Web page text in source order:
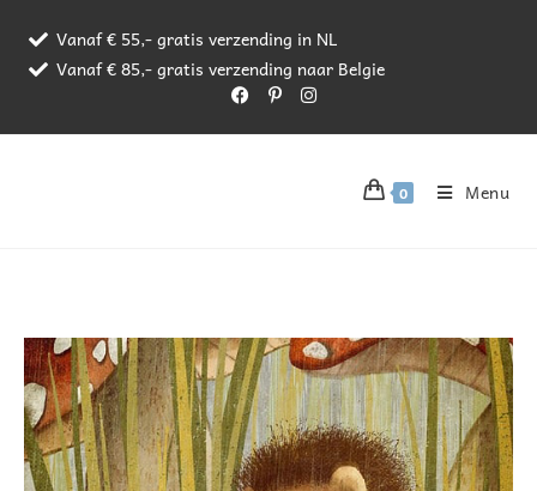
Vanaf € 55,- gratis verzending in NL
Vanaf € 85,- gratis verzending naar Belgie
0 Menu